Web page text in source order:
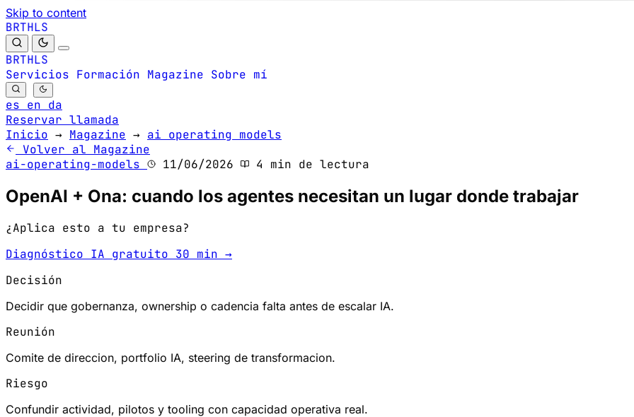
Skip to content
BRTHLS
BRTHLS
Servicios Formación Magazine Sobre mí
es en da
Reservar llamada
Inicio → Magazine → ai operating models
Volver al Magazine
ai-operating-models
11/06/2026 4 min de lectura
OpenAI + Ona: cuando los agentes necesitan un lugar donde trabajar
¿Aplica esto a tu empresa?
Diagnóstico IA gratuito 30 min →
Decisión
Decidir que gobernanza, ownership o cadencia falta antes de escalar IA.
Reunión
Comite de direccion, portfolio IA, steering de transformacion.
Riesgo
Confundir actividad, pilotos y tooling con capacidad operativa real.